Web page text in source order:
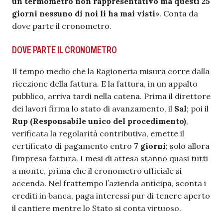
giorni nessuno di noi li ha mai visti». Conta da
dove parte il cronometro.
DOVE PARTE IL CRONOMETRO
Il tempo medio che la Ragioneria misura corre dalla
ricezione della fattura. E la fattura, in un appalto
pubblico, arriva tardi nella catena. Prima il direttore
dei lavori firma lo stato di avanzamento, il Sal; poi il
Rup (Responsabile unico del procedimento),
verificata la regolarità contributiva, emette il
certificato di pagamento entro 7 giorni; solo allora
l’impresa fattura. I mesi di attesa stanno quasi tutti
a monte, prima che il cronometro ufficiale si
accenda. Nel frattempo l’azienda anticipa, sconta i
crediti in banca, paga interessi pur di tenere aperto
il cantiere mentre lo Stato si conta virtuoso.